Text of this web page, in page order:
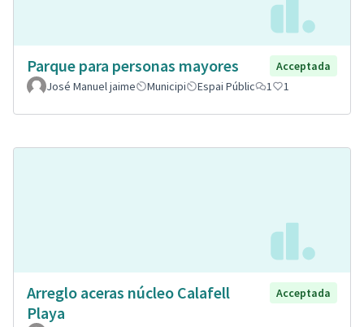
Parque para personas mayores
Acceptada
José Manuel jaime
Municipi Espai Públic 1 1
Arreglo aceras núcleo Calafell
Playa
Acceptada